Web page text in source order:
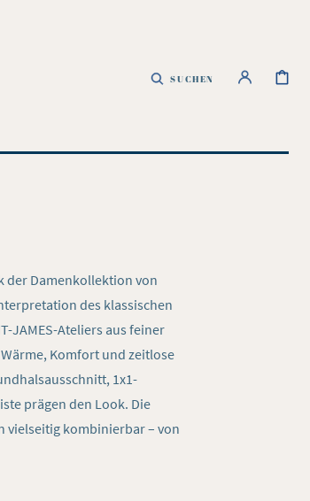
SUCHEN
der Damenkollektion von
des klassischen
JAMES-Ateliers aus feiner
Komfort und zeitlose
1x1-
prägen den Look. Die
vielseitig kombinierbar – von